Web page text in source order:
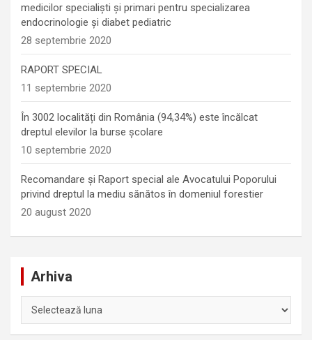
medicilor specialiști și primari pentru specializarea
endocrinologie şi diabet pediatric
28 septembrie 2020
RAPORT SPECIAL
11 septembrie 2020
În 3002 localități din România (94,34%) este încălcat
dreptul elevilor la burse școlare
10 septembrie 2020
Recomandare și Raport special ale Avocatului Poporului
privind dreptul la mediu sănătos în domeniul forestier
20 august 2020
Arhiva